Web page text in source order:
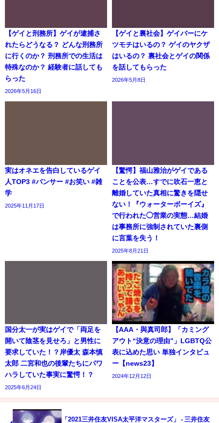
【ゲイと刑務所】ゲイが逮捕さ
れたらどうなる？ どんな刑務所
に行くのか？ 刑務所での生活は
特殊なのか？ 経験者に話しても
らった
2026年5月16日
【ゲイと裏社会】ゲイバーにケ
ツモチはいるの？ ゲイのヤクザ
はいるの？ 裏社会とゲイの関係
を話してもらった
2026年5月8日
実はオネエを告白しているゲイ
人TOP3 #パンサー #お笑い #雑
学
2025年11月17日
【驚愕】福山雅治がゲイである
ことを公表…すでに吹石一恵と
離婚していた真相に驚きを隠せ
ない！『ウォーターボーイズ』
で行われた◯営業の実態…結婚
は事務所に強制されていた裏側
に言葉を失う！
2025年8月21日
国分太一が実はゲイで「両足を
開いて陰茎を見せろ」と男性に
要求していた！？岸優太 森本慎
太郎 二宮和也の後輩たちにパワ
ハラしていた事実に驚愕！？
2025年6月24日
【AAA・與真司郎】「カミング
アウト“決意の理由”」LGBTQ公
表に込めた思い 単独インタビュ
ー【news23】
2024年12月12日
「2021三井住友VISA太平洋マスターズ」 - 三井住友